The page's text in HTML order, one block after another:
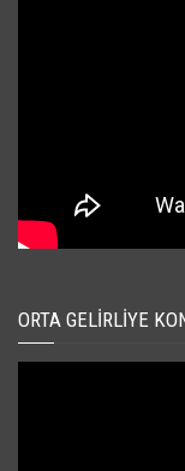
ORTA GELIRLIYE